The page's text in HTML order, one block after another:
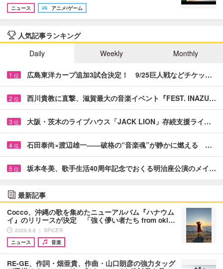
ニュース
アニメ/ゲーム
人気記事ランキング
Daily
Weekly Monthly
1 位 広島東洋カープ追加3試合決定！ 9/25巨人戦などチケッ…
2 位 西川貴教に直撃、滋賀最大の音楽イベント『FEST. INAZU…
3 位 大阪・茨木のライブハウス「JACK LION」存続支援ライ…
4 位 石田泰尚×渡辺雄一――破格の“音楽魂”が静かに燃える …
5 位 坂本冬美、歌手生活40周年記念でおくる明治座公演のメイ…
最新記事
Cocco、沖縄の歌を集めたニューアルバム『ハナウム
イ』のリリースが決定 「強く儚い者たち from oki…
2026.8.8 ｜ SPICER
ニュース
音楽
RE-GE、作詞・畑亜貴、作曲・山口朗彦の強力タッグ